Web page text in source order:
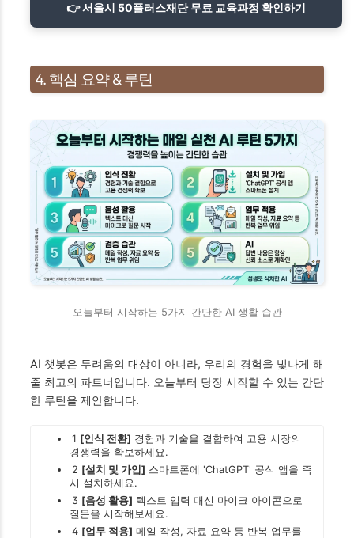
👉 서울시 50플러스재단 무료 교육과정 확인하기
4. 핵심 요약 & 루틴
오늘부터 시작하는 5가지 간단한 AI 생활 습관
AI 챗봇은 두려움의 대상이 아니라, 우리의 경험을 빛나게 해
줄 최고의 파트너입니다. 오늘부터 당장 시작할 수 있는 간단
한 루틴을 제안합니다.
1 [인식 전환] 경험과 기술을 결합하여 고용 시장의
경쟁력을 확보하세요.
2 [설치 및 가입] 스마트폰에 'ChatGPT' 공식 앱을 즉
시 설치하세요.
3 [음성 활용] 텍스트 입력 대신 마이크 아이콘으로
질문을 시작해보세요.
4 [업무 적용] 메일 작성, 자료 요약 등 반복 업무를